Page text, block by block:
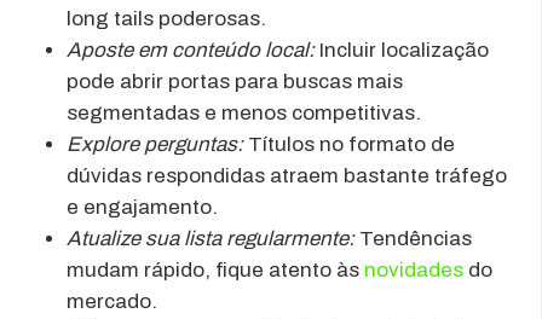
long tails poderosas.
Aposte em conteúdo local:Incluir localização
pode abrir portas para buscas mais
segmentadas e menos competitivas.
Explore perguntas:Títulos no formato de
dúvidas respondidas atraem bastante tráfego
e engajamento.
Atualize sua lista regularmente:Tendências
mudam rápido, fique atento às novidades do
mercado.